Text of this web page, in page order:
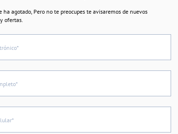
ha agotado, Pero no te preocupes te avisaremos de nuevos
ofertas.